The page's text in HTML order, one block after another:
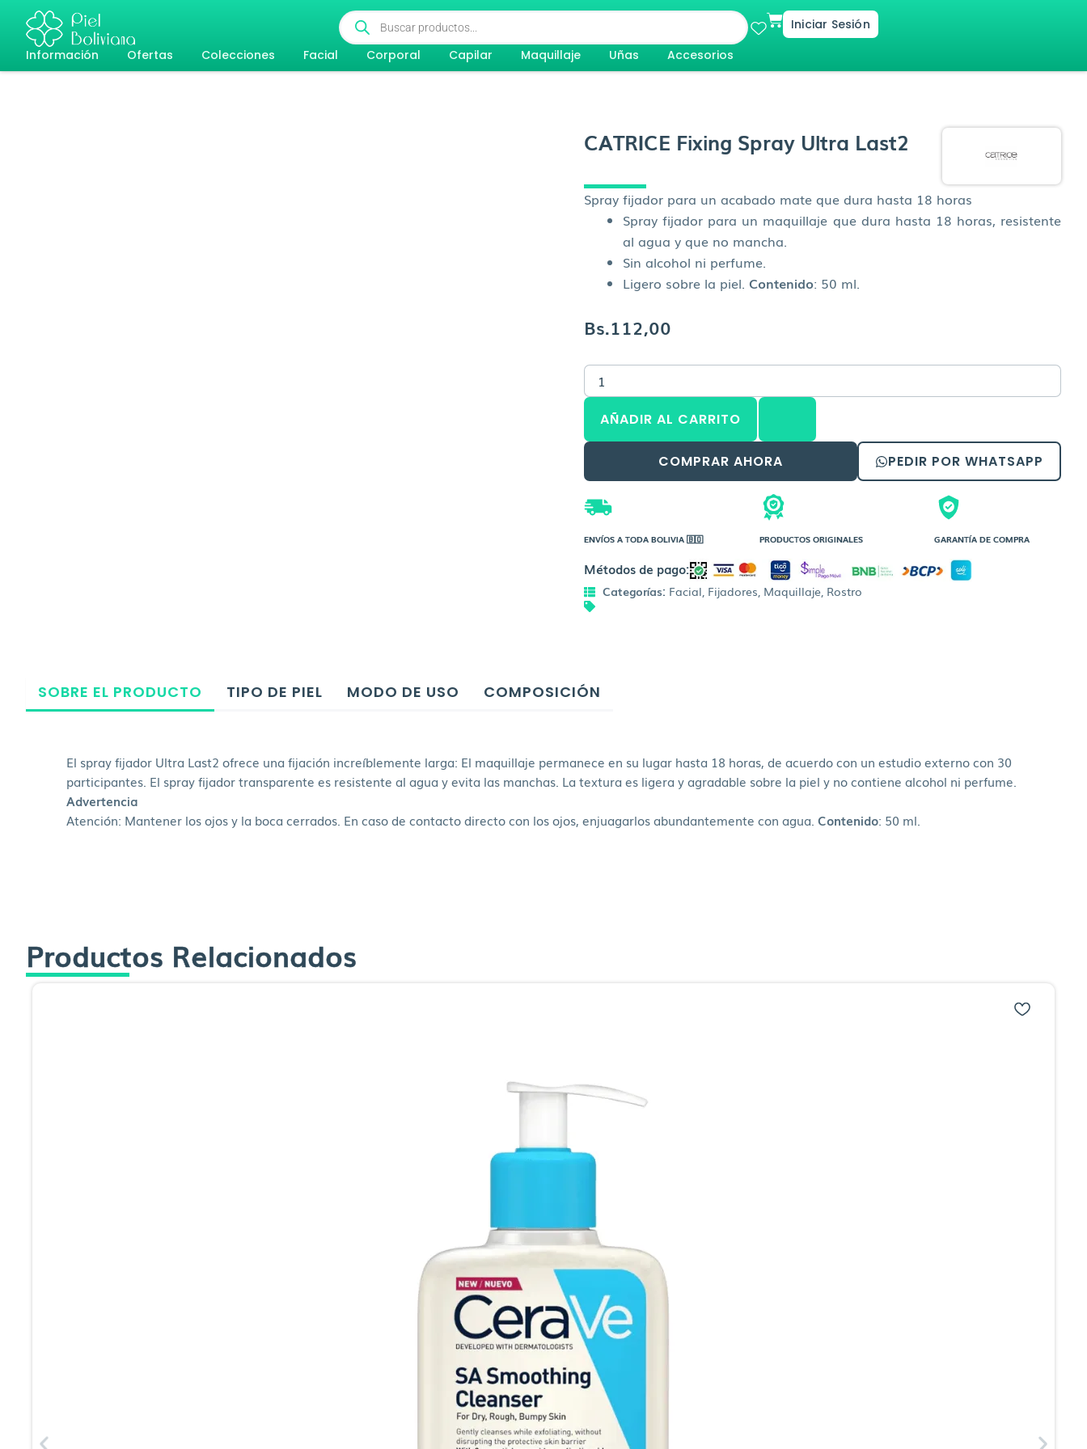
contenido
Búsqueda
de
productos
CartIniciar Sesión
Información
Ofertas Colecciones Facial Corporal Capilar Maquillaje Uñas Accesorios
CATRICE Fixing Spray Ultra Last2
Spray fijador para un acabado mate que dura hasta 18 horas
Spray fijador para un maquillaje que dura hasta 18 horas, resistente
al agua y que no mancha.
Sin alcohol ni perfume.
Ligero sobre la piel. Contenido: 50 ml.
Bs.112,00
CATRICE
Fixing
Spray
Ultra
Last2
AÑADIR AL CARRITO
COMPRAR AHORA PEDIR POR WHATSAPP
ENVÍOS A TODA BOLIVIA 🇧🇴 PRODUCTOS ORIGINALES GARANTÍA DE COMPRA
Métodos de pago:
Categorías: Facial Fijadores Maquillaje, Rostro
SOBRE EL PRODUCTO TIPO DE PIEL MODO DE USO COMPOSICIÓN
El spray fijador Ultra Last2 ofrece una fijación increíblemente larga: El maquillaje permanece en su lugar hasta 18 horas, de acuerdo con un estudio externo con 30
participantes. El spray fijador transparente es resistente al agua y evita las manchas. La textura es ligera y agradable sobre la piel y no contiene alcohol ni perfume.
Advertencia
Atención: Mantener los ojos y la boca cerrados. En caso de contacto directo con los ojos, enjuagarlos abundantemente con agua. Contenido: 50 ml.
Productos Relacionados